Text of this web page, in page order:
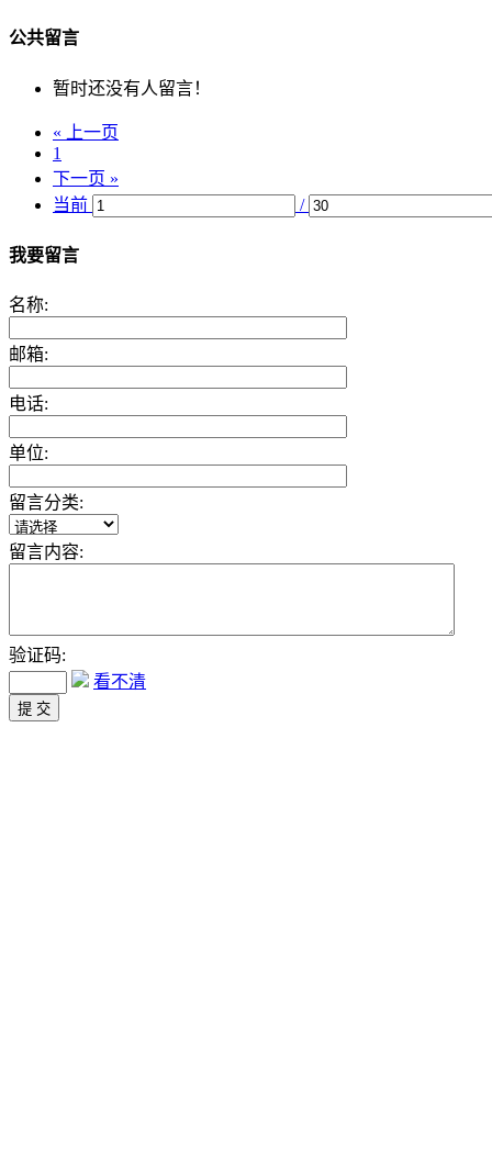
公共留言
暂时还没有人留言！
« 上一页
1
下一页 »
当前
/
我要留言
名称:
邮箱:
电话:
单位:
留言分类:
留言内容:
验证码:
看不清